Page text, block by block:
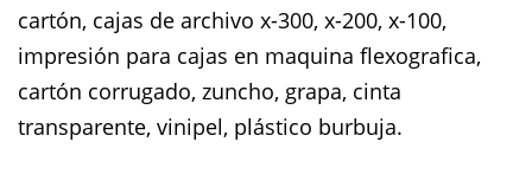
cartón, cajas de archivo x-300, x-200, x-100,
impresión para cajas en maquina flexografica,
cartón corrugado, zuncho, grapa, cinta
transparente, vinipel, plástico burbuja.